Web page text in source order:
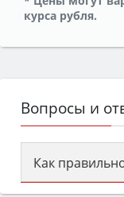
курса рубля.
Вопросы и
Как